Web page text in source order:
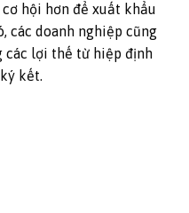
hội hơn để xuất khẩu
các doanh nghiệp cũng
các lợi thế từ hiệp định
kết.